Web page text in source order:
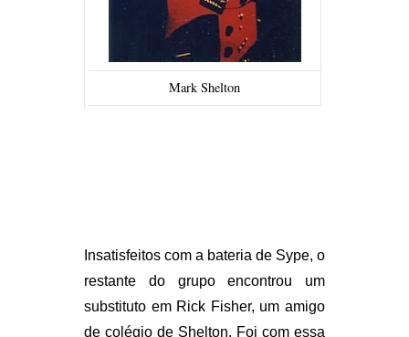
Mark Shelton
Insatisfeitos com a bateria de Sype, o
restante do grupo encontrou um
substituto em Rick Fisher, um amigo
de colégio de Shelton. Foi com essa